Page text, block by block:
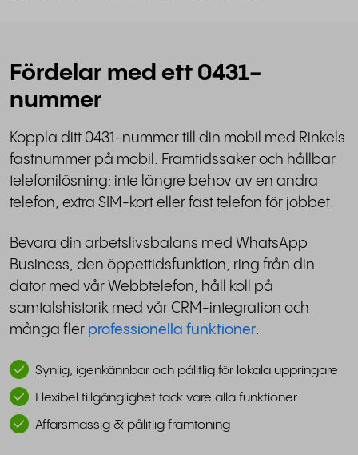
Fördelar med ett 0431-
nummer
Koppla ditt 0431-nummer till din mobil med Rinkels
fastnummer på mobil. Framtidssäker och hållbar
telefonilösning: inte längre behov av en andra
telefon, extra SIM-kort eller fast telefon för jobbet.
Bevara din arbetslivsbalans med WhatsApp
Business, den öppettidsfunktion, ring från din
dator med vår Webbtelefon, håll koll på
samtalshistorik med vår CRM-integration och
många fler professionella funktioner.
Synlig, igenkännbar och pålitlig för lokala uppringare
Flexibel tillgänglighet tack vare alla funktioner
Affärsmässig & pålitlig framtoning